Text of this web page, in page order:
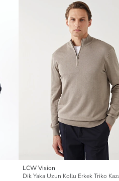
LCW Vision
Dik Yaka Uzun Kollu Erkek Triko